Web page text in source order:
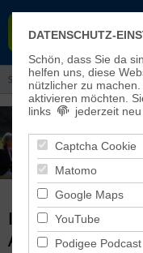
Sie sind hier:Aktuelles>
INFORMATIONEN
ARCHIV
DATENSCHUTZ-
Schön, dass Sie da
helfen uns, diese
nützlicher zu machen.
aktivieren möchten.
links
jederzeit neu
Captcha Cookie
Matomo
Google Maps
YouTube
Podigee Podcast